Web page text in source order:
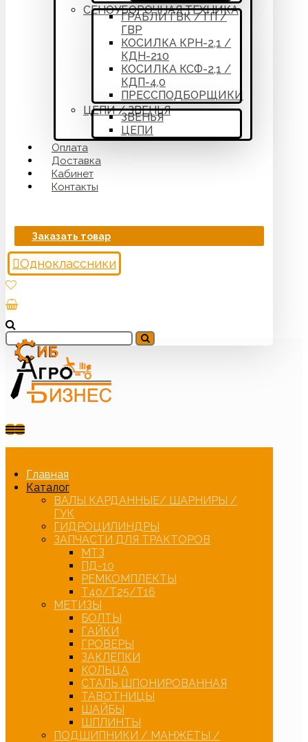
СЕНОУБОРОЧНАЯ ТЕХНИКА
ГРАБЛИ ГВК / ГП /
ГВР
КОСИЛКА КРН-2,1 /
КДН-210
КОСИЛКА КСФ-2,1 /
КДП-4,0
ПРЕССПОДБОРЩИКИ
ЦЕПИ / ЗВЕНЬЯ
ЗВЕНЬЯ
ЦЕПИ
Оплата
Доставка
Кабинет
Контакты
Заказать товар
Одноклассники
Главная
Каталог
ВАЛЫ КАРДАННЫЕ/ ШАРНИРЫ /
ГУК
ГИДРОЦИЛИНДРЫ
ЗАПЧАСТИ ДЛЯ ТРАКТОРОВ
МТЗ
ПД-10
РЕМКОМПЛЕКТЫ
Т40/Т25/Т16
МЕТИЗЫ
БОЛТЫ
ГАЙКИ
ГРОВЕРЫ
ЗАКЛЕПКИ
КОЛЬЦА
СТАЛЬ ШПОНИРОВАННАЯ
ТАВОТНИЦЫ
ШАЙБЫ
ШПЛИНТЫ
ПОДШИПНИКИ / МАНЖЕТЫ /